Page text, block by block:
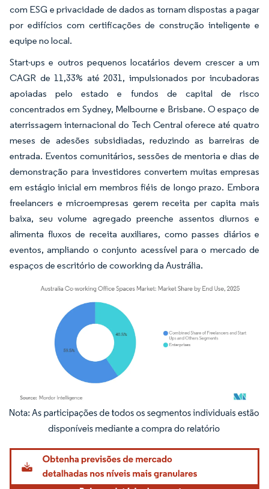
com ESG e privacidade de dados as tornam dispostas a pagar
por edifícios com certificações de construção inteligente e
equipe no local.
Start-ups e outros pequenos locatários devem crescer a um
CAGR de 11,33% até 2031, impulsionados por incubadoras
apoiadas pelo estado e fundos de capital de risco
concentrados em Sydney, Melbourne e Brisbane. O espaço de
aterrissagem internacional do Tech Central oferece até quatro
meses de adesões subsidiadas, reduzindo as barreiras de
entrada. Eventos comunitários, sessões de mentoria e dias de
demonstração para investidores convertem muitas empresas
em estágio inicial em membros fiéis de longo prazo. Embora
freelancers e microempresas gerem receita per capita mais
baixa, seu volume agregado preenche assentos diurnos e
alimenta fluxos de receita auxiliares, como passes diários e
eventos, ampliando o conjunto acessível para o mercado de
espaços de escritório de coworking da Austrália.
Imagem © Mordor Intelligence. O reuso requer atribuição conforme CC BY 4.0.